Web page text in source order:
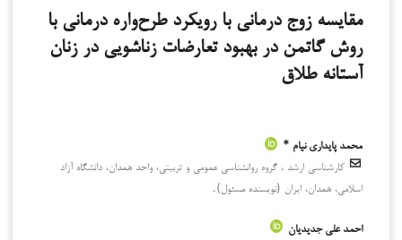
مقایسه زوج درمانی با رویکرد طرح‌واره درمانی با
روش گاتمن در بهبود تعارضات زناشویی در زنان
آستانه طلاق
محمد پایداری نیام *
کارشناسی ارشد ، گروه روانشناسی عمومی و تربیتی، واحد همدان، دانشگاه آزاد
اسلامی، همدان، ایران (نویسنده مسئول).
احمد علی جدیدیان